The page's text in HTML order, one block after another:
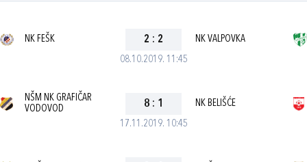
08.10.2019. 11:45
NK FEŠK 2 : 2 NK VALPOVKA
17.11.2019. 10:45
NŠM NK GRAFIČAR
VODOVOD
8 : 1 NK BELIŠĆE